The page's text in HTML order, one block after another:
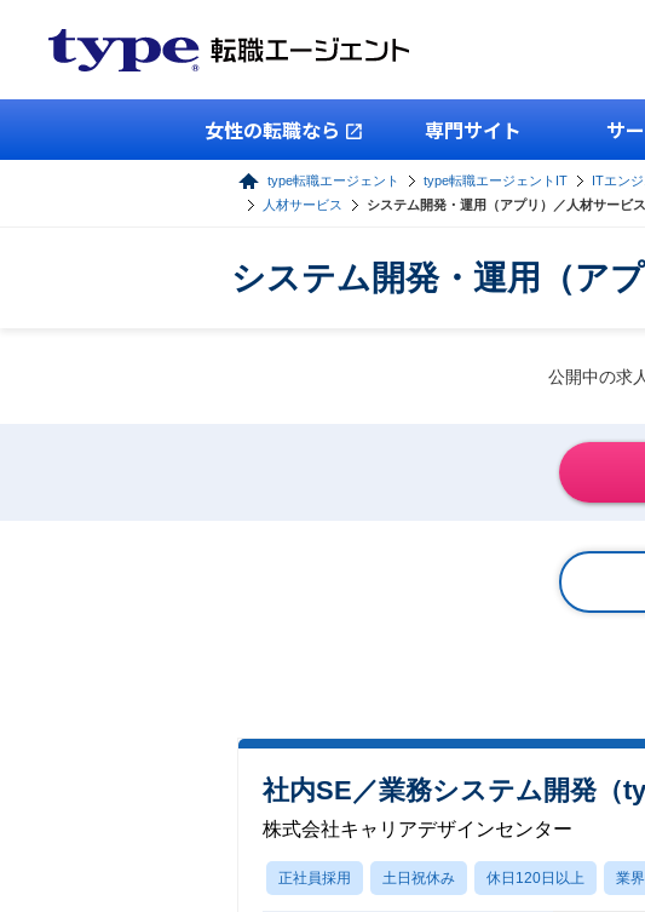
女性の転職なら 専門サイト サ
type転職エージェント type転職エージェントIT ITエン
人材サービス
システム開発・運用（アプリ）／人材サービ
システム開発・運用（ア
公開中の求人
社内SE／業務システム開発（
株式会社キャリアデザインセンター
正社員採用 土日祝休み 休日120日以上 業